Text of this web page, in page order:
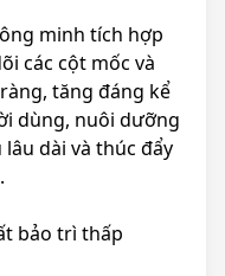
minh tích hợp
các cột mốc và
tăng đáng kể
dùng, nuôi dưỡng
dài và thúc đẩy
bảo trì thấp